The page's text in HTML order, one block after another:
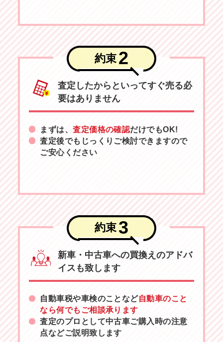
約束 2
査定したからといってすぐ売る必
要はありません
まずは、査定価格の確認だけでもOK!
査定後でもじっくりご検討できますので
ご安心ください
約束 3
新車・中古車への買換えのアドバ
イスも致します
自動車税や車検のことなど自動車のこと
なら何でもご相談承ります
査定のプロとして中古車ご購入時の注意
点などご説明致します